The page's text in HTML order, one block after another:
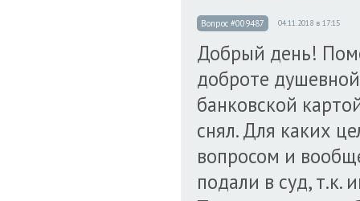
Вопрос #009487 04.11.2018 в 17:15
Добрый день!
доброте
банковской
снял. Для каких
вопросом и
подали в суд, т.к.